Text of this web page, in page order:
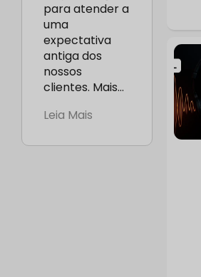
para atender a
uma
expectativa
antiga dos
nossos
clientes. Mais…
Leia Mais